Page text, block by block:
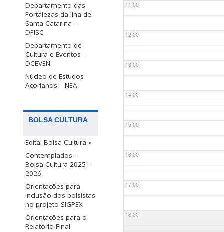
Departamento das
Fortalezas da Ilha de
Santa Catarina –
DFISC
Departamento de
Cultura e Eventos –
DCEVEN
Núcleo de Estudos
Açorianos – NEA
BOLSA CULTURA
Edital Bolsa Cultura »
Contemplados –
Bolsa Cultura 2025 –
2026
Orientações para
inclusão dos bolsistas
no projeto SIGPEX
Orientações para o
Relatório Final
11:00
12:00
13:00
14:00
15:00
16:00
17:00
18:00